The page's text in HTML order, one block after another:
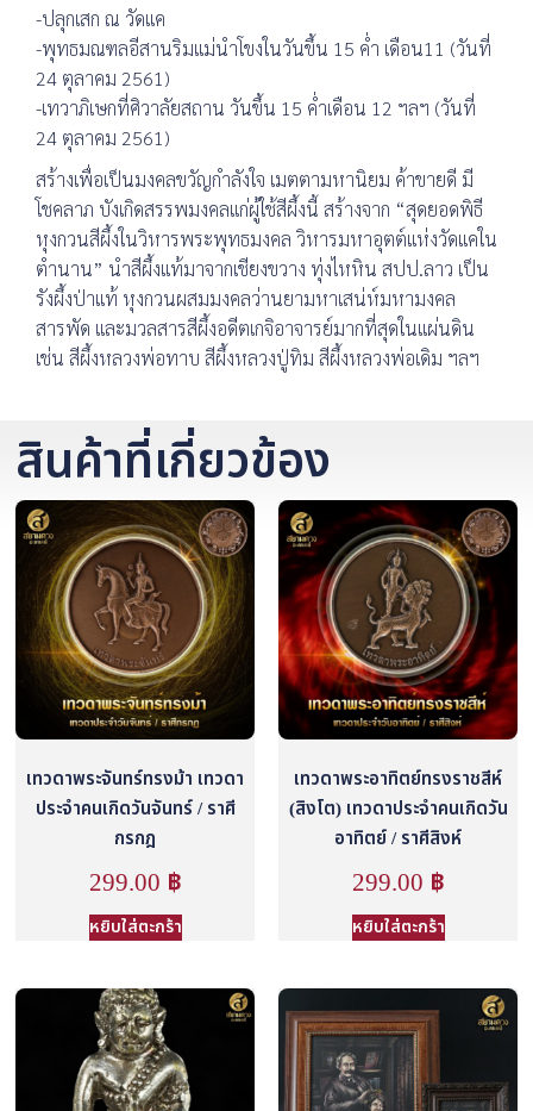
-ปลุกเสก ณ วัดแค
-พุทธมณฑลอีสานริมแม่นำโขงในวันขึ้น 15 ค่ำ เดือน11 (วันที่
24 ตุลาคม 2561)
-เทวาภิเษกที่ศิวาลัยสถาน วันขึ้น 15 ค่ำเดือน 12 ฯลฯ (วันที่
24 ตุลาคม 2561)
สร้างเพื่อเป็นมงคลขวัญกำลังใจ เมตตามหานิยม ค้าขายดี มี
โชคลาภ บังเกิดสรรพมงคลแก่ผู้ใช้สีผึ้งนี้ สร้างจาก “สุดยอดพิธี
หุงกวนสีผึ้งในวิหารพระพุทธมงคล วิหารมหาอุตต์แห่งวัดแคใน
ตำนาน” นำสีผึ้งแท้มาจากเชียงขวาง ทุ่งไหหิน สปป.ลาว เป็น
รังผึ้งป่าแท้ หุงกวนผสมมงคลว่านยามหาเสน่ห์มหามงคล
สารพัด และมวลสารสีผึ้งอดีตเกจิอาจารย์มากที่สุดในแผ่นดิน
เช่น สีผึ้งหลวงพ่อทาบ สีผึ้งหลวงปู่ทิม สีผึ้งหลวงพ่อเดิม ฯลฯ
สินค้าที่เกี่ยวข้อง
เทวดาพระจันทร์ทรงม้า เทวดา
ประจำคนเกิดวันจันทร์ / ราศี
กรกฎ
299.00 ฿
หยิบใส่ตะกร้า
เทวดาพระอาทิตย์ทรงราชสีห์
(สิงโต) เทวดาประจำคนเกิดวัน
อาทิตย์ / ราศีสิงห์
299.00 ฿
หยิบใส่ตะกร้า